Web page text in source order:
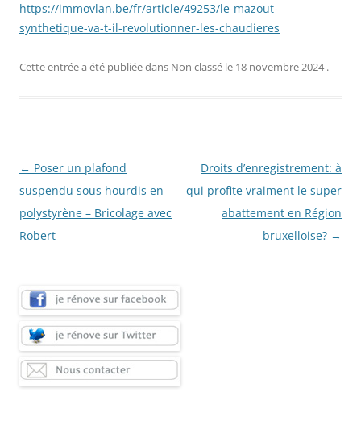
https://immovlan.be/fr/article/49253/le-mazout-
synthetique-va-t-il-revolutionner-les-chaudieres
Cette entrée a été publiée dans Non classé le 18 novembre 2024 .
Navigation
des
articles
← Poser un plafond
suspendu sous hourdis en
polystyrène – Bricolage avec
Robert
Droits d’enregistrement: à
qui profite vraiment le super
abattement en Région
bruxelloise? →